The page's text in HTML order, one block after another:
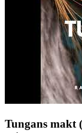
Tungans makt